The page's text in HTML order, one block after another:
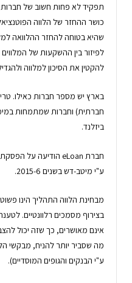
תפקיד לא פחות חשוב של חברות
כושר ההחזר של הלווה
שהיא בטוחה להחזר ההלוואה
לפיזור בין ההשקעות של
להקטין את הסיכון למלווה
בארץ יש מספר חברות כאילו.
ביזלנד.
ע"י מיטב-דש בשנים 2015-6.
מבחינת הלווה התהליך הינו
בצירוף מסמכים רלוונטיים.
אינם מאושרים, כך שזה יכול
מה שסביר יותר להניח, מבקשי
ע"י הבנקים והגופים המוסדיים).